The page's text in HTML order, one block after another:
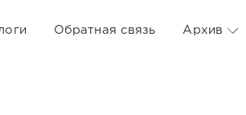
Обратная связь Архив